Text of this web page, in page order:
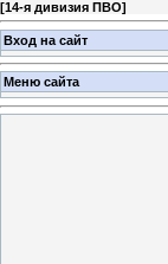
[14-я дивизия ПВО]
Вход на сайт
Меню сайта